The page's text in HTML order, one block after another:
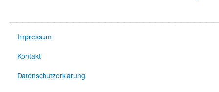
Impressum
Kontakt
Datenschutzerklärung